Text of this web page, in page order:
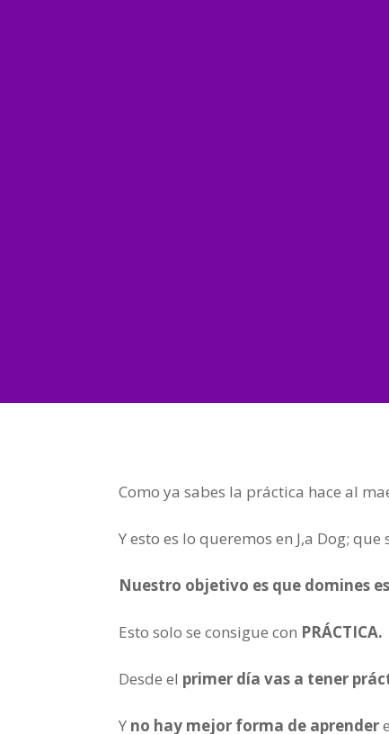
Como ya sabes la práctica hace al
Y esto es lo queremos en J,a Dog;
Nuestro objetivo es que domines
Esto solo se consigue con PRÁCTICA.
Desde el primer día vas a tener
Y no hay mejor forma de aprender